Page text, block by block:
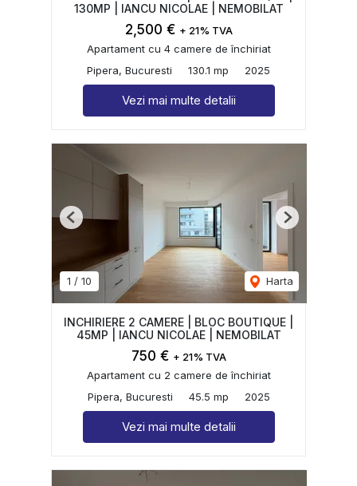
130MP | IANCU NICOLAE | NEMOBILAT
2,500 € + 21% TVA
Apartament cu 4 camere de închiriat
Pipera, Bucuresti
130.1 mp 2025
Vezi mai multe detalii
1 / 10 Harta
Previous Next
INCHIRIERE 2 CAMERE | BLOC BOUTIQUE |
45MP | IANCU NICOLAE | NEMOBILAT
750 € + 21% TVA
Apartament cu 2 camere de închiriat
Pipera, Bucuresti
45.5 mp 2025
Vezi mai multe detalii